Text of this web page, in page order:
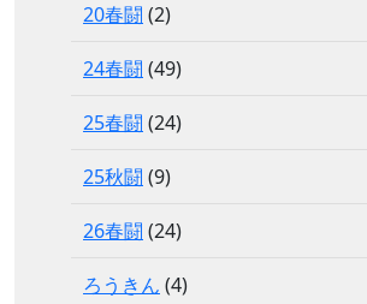
20春闘 (2)
24春闘 (49)
25春闘 (24)
25秋闘 (9)
26春闘 (24)
ろうきん (4)